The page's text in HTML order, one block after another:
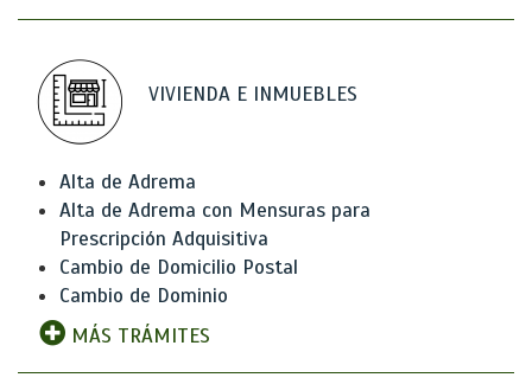
VIVIENDA E INMUEBLES
Alta de Adrema
Alta de Adrema con Mensuras para
Prescripción Adquisitiva
Cambio de Domicilio Postal
Cambio de Dominio
MÁS TRÁMITES